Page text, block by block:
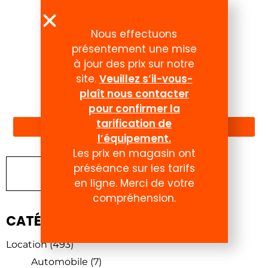
Compte
Chercher un produit
CATÉGORIES DE PRODUITS
Location (493)
Automobile (7)
Nous effectuons
présentement une mise
à jour des prix sur notre
site. Veuillez s’il-vous-
plaît nous contacter
pour confirmer la
tarification de
l’équipement.
Les prix en magasin ont
préséance sur les tarifs
en ligne. Merci de votre
compréhension.